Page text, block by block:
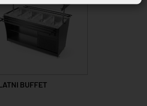
BUFFET